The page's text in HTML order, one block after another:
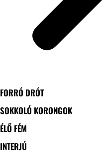
FORRÓ DRÓT
SOKKOLÓ KORONGOK
ÉLŐ FÉM
INTERJÚ